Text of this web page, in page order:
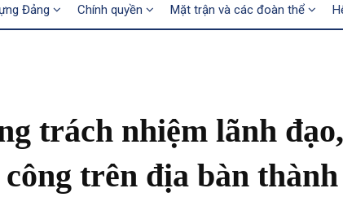
Đảng Chính quyền Mặt trận và các đoàn thể
trách nhiệm lãnh đạo,
trên địa bàn thành